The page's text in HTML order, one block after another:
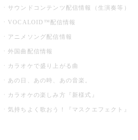
サウンドコンテンツ配信情報（生演奏等）
VOCALOID™配信情報
アニメソング配信情報
外国曲配信情報
カラオケで盛り上がる曲
あの日、あの時、あの音楽。
カラオケの楽しみ方『新様式』
気持ちよく歌おう！『マスクエフェクト』